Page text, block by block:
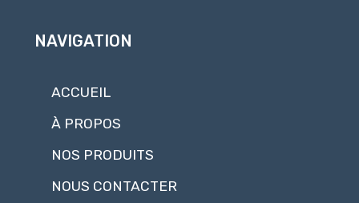
NAVIGATION
ACCUEIL
À PROPOS
NOS PRODUITS
NOUS CONTACTER